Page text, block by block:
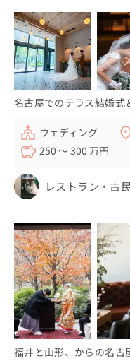
名古屋でのテラス結婚式
ウェディング
250 〜 300 万円
レストラン・古
福井と山形、からの名古